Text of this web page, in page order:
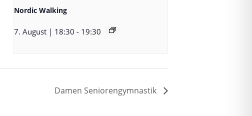
Nordic Walking
7. August | 18:30 - 19:30
Damen Seniorengymnastik